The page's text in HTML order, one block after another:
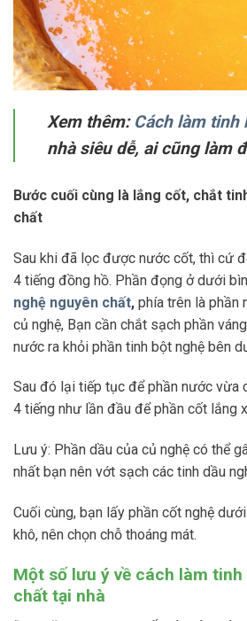
Xem thêm: Cách làm tinh
nhà siêu dễ, ai cũng làm
Bước cuối cùng là lắng cốt, chắt
chất
Sau khi đã lọc được nước cốt, thì cứ
4 tiếng đồng hồ. Phần đọng ở dưới
nghệ nguyên chất, phía trên là phần
củ nghệ, Bạn cần chắt sạch phần
nước ra khỏi phần tinh bột nghệ bên
Sau đó lại tiếp tục để phần nước vừa
4 tiếng như lần đầu để phần cốt lắng
Lưu ý: Phần dầu của củ nghệ có thể
nhất bạn nên vớt sạch các tinh dầu
Cuối cùng, bạn lấy phần cốt nghệ
khô, nên chọn chỗ thoáng mát.
Một số lưu ý về cách làm
chất tại nhà